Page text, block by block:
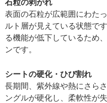
石粒の剥がれ
表面の石粒が広範囲にわた
ルト層が見えている状態で
る機能が低下しているため
ンです。
シートの硬化・ひび割れ
長期間、紫外線や熱にさら
ングルが硬化し、柔軟性が